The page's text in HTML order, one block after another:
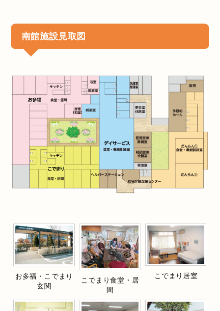
南館施設見取図
お多福・こでまり
玄関
こでまり食堂・居
間
こでまり居室